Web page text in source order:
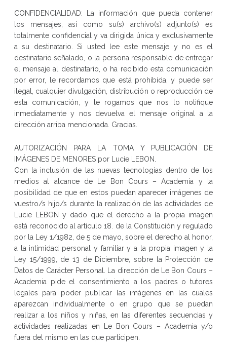
CONFIDENCIALIDAD: La información que pueda contener
los mensajes, así como su(s) archivo(s) adjunto(s) es
totalmente confidencial y va dirigida única y exclusivamente
a su destinatario. Si usted lee este mensaje y no es el
destinatario señalado, o la persona responsable de entregar
el mensaje al destinatario, o ha recibido esta comunicación
por error, le recordamos que está prohibida, y puede ser
ilegal, cualquier divulgación, distribución o reproducción de
esta comunicación, y le rogamos que nos lo notifique
inmediatamente y nos devuelva el mensaje original a la
dirección arriba mencionada. Gracias.
AUTORIZACIÓN PARA LA TOMA Y PUBLICACIÓN DE
IMÁGENES DE MENORES por Lucie LEBON.
Con la inclusión de las nuevas tecnologías dentro de los
medios al alcance de Le Bon Cours – Academia y la
posibilidad de que en estos puedan aparecer imágenes de
vuestro/s hijo/s durante la realización de las actividades de
Lucie LEBON y dado que el derecho a la propia imagen
está reconocido al artículo 18. de la Constitución y regulado
por la Ley 1/1982, de 5 de mayo, sobre el derecho al honor,
a la intimidad personal y familiar y a la propia imagen y la
Ley 15/1999, de 13 de Diciembre, sobre la Protección de
Datos de Carácter Personal. La dirección de Le Bon Cours –
Academia pide el consentimiento a los padres o tutores
legales para poder publicar las imágenes en las cuales
aparezcan individualmente o en grupo que se puedan
realizar a los niños y niñas, en las diferentes secuencias y
actividades realizadas en Le Bon Cours – Academia y/o
fuera del mismo en las que participen.